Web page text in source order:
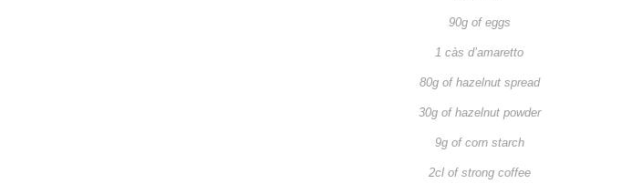
90g of eggs
1 càs d’amaretto
80g of hazelnut spread
30g of hazelnut powder
9g of corn starch
2cl of strong coffee